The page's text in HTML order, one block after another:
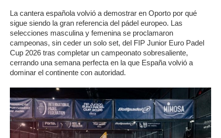
La cantera española volvió a demostrar en Oporto por qué
sigue siendo la gran referencia del pádel europeo. Las
selecciones masculina y femenina se proclamaron
campeonas, sin ceder un solo set, del FIP Junior Euro Padel
Cup 2026 tras completar un campeonato sobresaliente,
cerrando una semana perfecta en la que España volvió a
dominar el continente con autoridad.